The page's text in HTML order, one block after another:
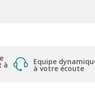
à Equipe
à votre écoute